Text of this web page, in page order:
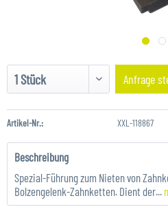
Anfrage
Artikel-Nr.: XXL-118867
Beschreibung
Spezial-Führung zum Nieten von
Bolzengelenk-Zahnketten. Dient der...